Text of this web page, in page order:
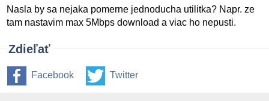
Nasla by sa nejaka pomerne jednoducha utilitka? Napr. ze
tam nastavim max 5Mbps download a viac ho nepusti.
Zdieľať
Facebook Twitter